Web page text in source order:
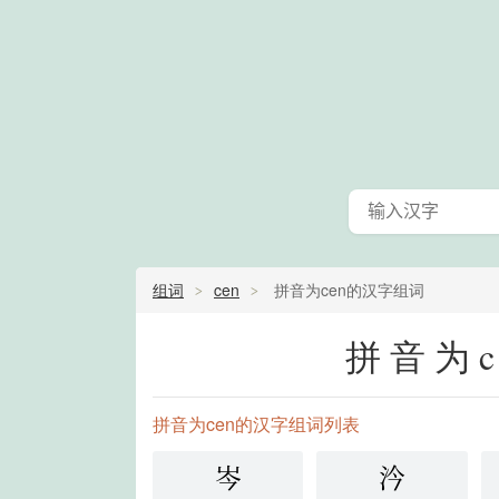
组词 cen 拼音为cen的汉字组词
拼音为
拼音为cen的汉字组词列表
岑 汵